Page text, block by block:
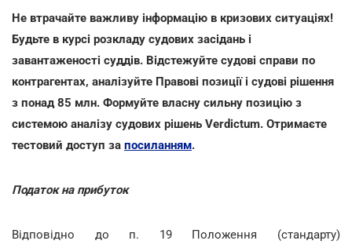
Не втрачайте важливу інформацію в кризових ситуаціях!
Будьте в курсі розкладу судових засідань і
завантаженості суддів. Відстежуйте судові справи по
контрагентах, аналізуйте Правові позиції і судові рішення
з понад 85 млн. Формуйте власну сильну позицію з
системою аналізу судових рішень Verdictum. Отримаєте
тестовий доступ за посиланням.
Податок на прибуток
Відповідно до п. 19 Положення (стандарту)